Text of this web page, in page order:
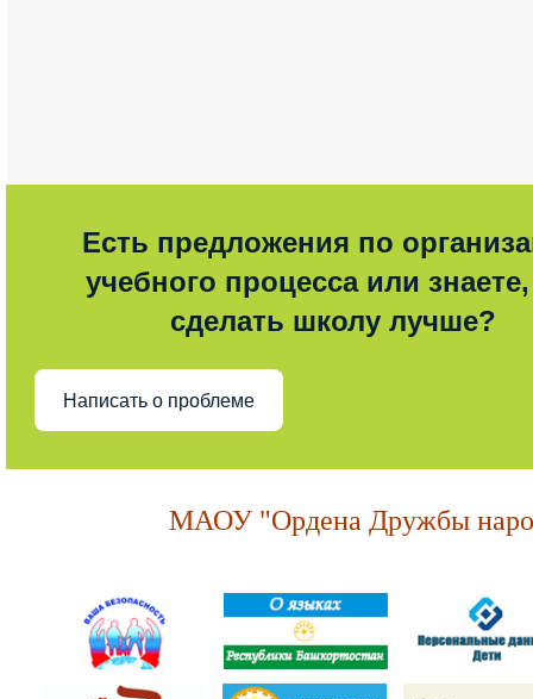
Есть предложения по
учебного процесса или знаете,
сделать школу лучше?
Написать о проблеме
МАОУ "Ордена Дружбы